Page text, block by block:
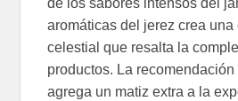
de los sabores intensos del
aromáticas del jerez crea una
celestial que resalta la
productos. La
agrega un matiz extra a la